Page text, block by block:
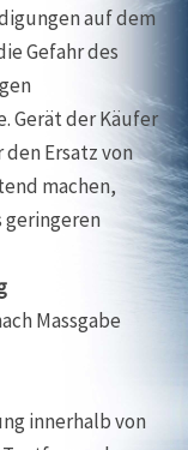
auf dem
Gefahr des
Gerät der Käufer
Ersatz von
machen,
geringeren
Massgabe
innerhalb von